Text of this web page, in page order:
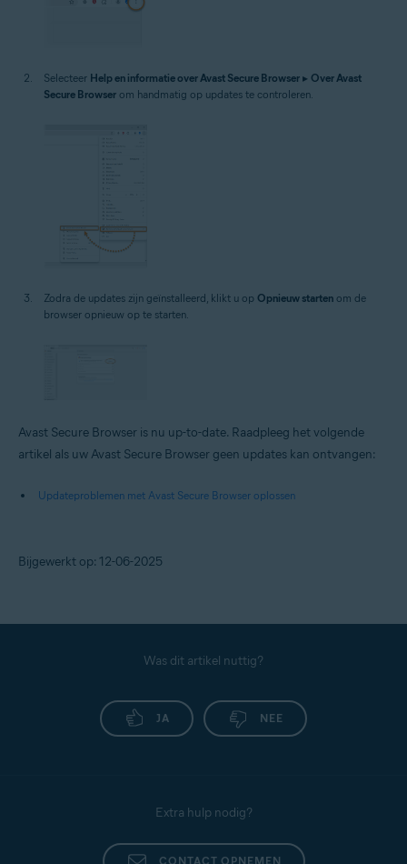
Selecteer Help en informatie over Avast Secure Browser ▸ Over Avast
Secure Browser om handmatig op updates te controleren.
Zodra de updates zijn geïnstalleerd, klikt u op Opnieuw starten om de
browser opnieuw op te starten.
Avast Secure Browser is nu up-to-date. Raadpleeg het volgende
artikel als uw Avast Secure Browser geen updates kan ontvangen:
Updateproblemen met Avast Secure Browser oplossen
Bijgewerkt op: 12-06-2025
Was dit artikel nuttig?
JA NEE
Extra hulp nodig?
CONTACT OPNEMEN